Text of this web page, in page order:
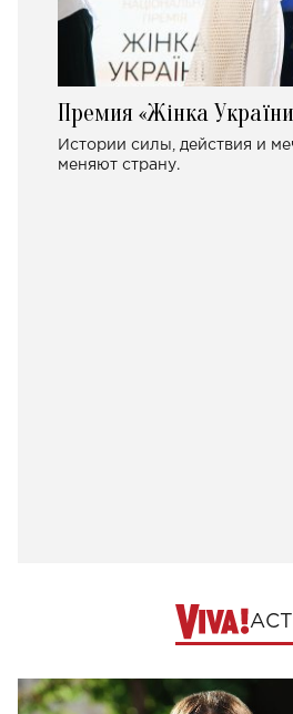
Премия «Жінка
Истории силы, действия и
меняют страну.